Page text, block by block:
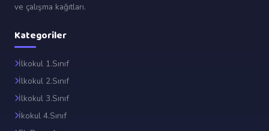
ve çalışma kağıtları.
Kategoriler
İlkokul 1.Sınıf
İlkokul 2.Sınıf
İlkokul 3.Sınıf
İkokul 4.Sınıf